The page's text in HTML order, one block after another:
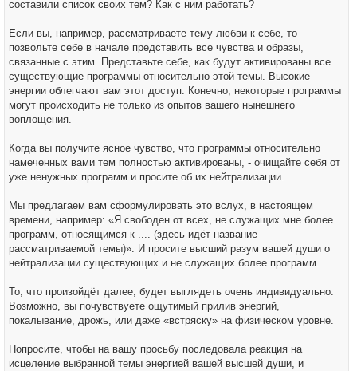
составили список своих тем? Как с ним работать?
Если вы, например, рассматриваете тему любви к себе, то
позвольте себе в начале представить все чувства и образы,
связанные с этим. Представьте себе, как будут активированы все
существующие программы относительно этой темы. Высокие
энергии облегчают вам этот доступ. Конечно, некоторые программы
могут происходить не только из опытов вашего нынешнего
воплощения.
Когда вы получите ясное чувство, что программы относительно
намеченных вами тем полностью активированы, - очищайте себя от
уже ненужных программ и просите об их нейтрализации.
Мы предлагаем вам сформулировать это вслух, в настоящем
времени, например: «Я свободен от всех, не служащих мне более
программ, относящимся к .... (здесь идёт название
рассматриваемой темы)». И просите высший разум вашей души о
нейтрализации существующих и не служащих более программ.
То, что произойдёт далее, будет выглядеть очень индивидуально.
Возможно, вы почувствуете ощутимый прилив энергий,
покалывание, дрожь, или даже «встряску» на физическом уровне.
Попросите, чтобы на вашу просьбу последовала реакция на
исцеление выбранной темы энергией вашей высшей души, и